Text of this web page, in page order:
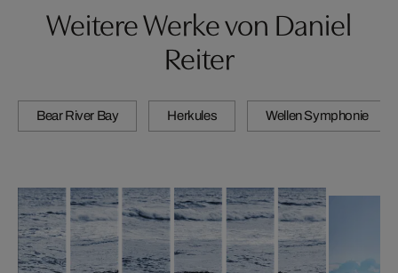
Weitere Werke von Daniel
Reiter
Bear River Bay Herkules Wellen Symphonie